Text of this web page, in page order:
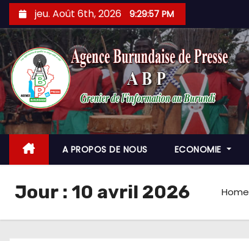
Skip
to
content
jeu. Août 6th, 2026 9:29:58 PM
A PROPOS DE NOUS ECONOMIE
Jour : 10 avril 2026 Home